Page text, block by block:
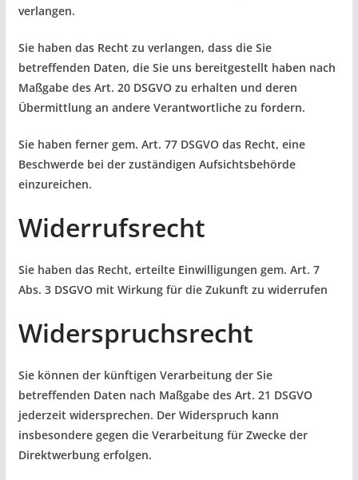
verlangen.
Sie haben das Recht zu verlangen, dass die Sie
betreffenden Daten, die Sie uns bereitgestellt haben nach
Maßgabe des Art. 20 DSGVO zu erhalten und deren
Übermittlung an andere Verantwortliche zu fordern.
Sie haben ferner gem. Art. 77 DSGVO das Recht, eine
Beschwerde bei der zuständigen Aufsichtsbehörde
einzureichen.
Widerrufsrecht
Sie haben das Recht, erteilte Einwilligungen gem. Art. 7
Abs. 3 DSGVO mit Wirkung für die Zukunft zu widerrufen
Widerspruchsrecht
Sie können der künftigen Verarbeitung der Sie
betreffenden Daten nach Maßgabe des Art. 21 DSGVO
jederzeit widersprechen. Der Widerspruch kann
insbesondere gegen die Verarbeitung für Zwecke der
Direktwerbung erfolgen.